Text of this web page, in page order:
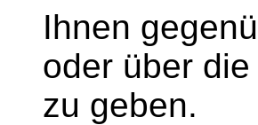
Ihnen
oder über
zu geben.